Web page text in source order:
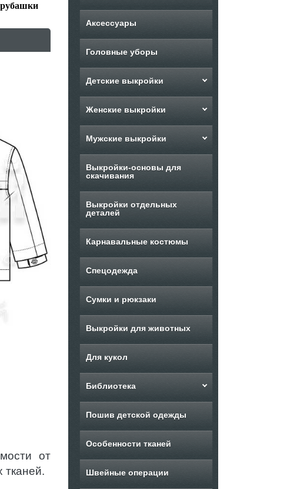
от
тканей.
Аксессуары
Головные уборы
Детские выкройки
Женские выкройки
Мужские выкройки
Выкройки-основы для
скачивания
Выкройки отдельных
деталей
Карнавальные костюмы
Спецодежда
Сумки и рюкзаки
Выкройки для животных
Для кукол
Библиотека
Пошив детской одежды
Особенности тканей
Швейные операции